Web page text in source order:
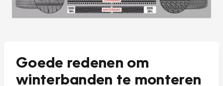
Goede redenen om
winterbanden te monteren